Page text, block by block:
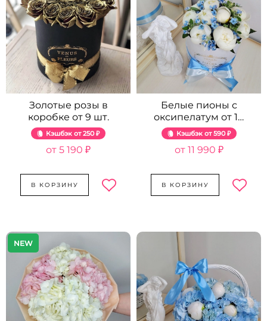
Золотые розы в
коробке от 9 шт.
Кэшбэк 250 ₽
5 190 ₽
В КОРЗИНУ
Белые пионы с
оксипелатум от 19
шт.
Кэшбэк 590 ₽
11 990 ₽
В КОРЗИНУ
NEW